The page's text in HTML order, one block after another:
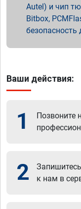
Autel) и чип
Bitbox,
безопасность
Ваши действия:
1 Позвоните
2
к нам в